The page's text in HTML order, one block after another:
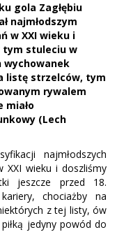
gola Zagłębiu
najmłodszym
w XXI wieku i
tym stuleciu w
wychowanek
listę strzelców, tym
rywalem
miało
(Lech
najmłodszych
XXI wieku i doszliśmy
jeszcze przed 18.
chociażby na
z tej listy, ów
jedyny powód do